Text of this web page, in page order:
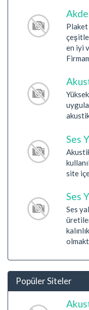
Plaket
en iyi
Ses
site
Ses
Ses
Popüler Siteler